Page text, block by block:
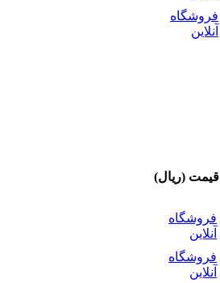
فروشگاه
آنلاین
قیمت (ریال)
فروشگاه
آنلاین
فروشگاه
آنلاین